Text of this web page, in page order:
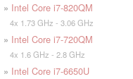
» Intel Core i7-820QM
4x 1.73 GHz - 3.06 GHz
» Intel Core i7-720QM
4x 1.6 GHz - 2.8 GHz
» Intel Core i7-6650U